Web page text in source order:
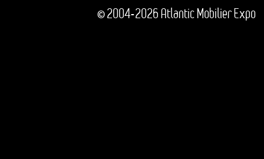
© 2004-2026 Atlantic Mobilier Expo